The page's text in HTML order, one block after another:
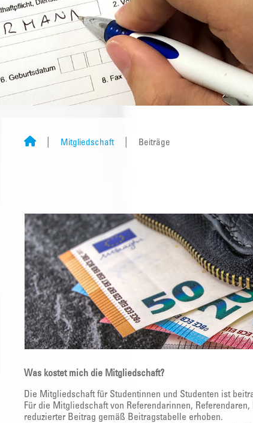
Mitgliedschaft Beiträge
Was kostet mich die Mitgliedschaft?
Die Mitgliedschaft für Studentinnen und Studenten ist
Für die Mitgliedschaft von Referendarinnen,
reduzierter Beitrag gemäß Beitragstabelle erhoben.